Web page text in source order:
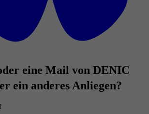
eine Mail von DENIC
ein anderes Anliegen?